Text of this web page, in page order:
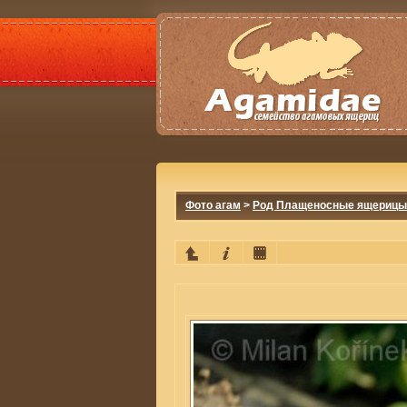
Фото агам > Род Плащеносные